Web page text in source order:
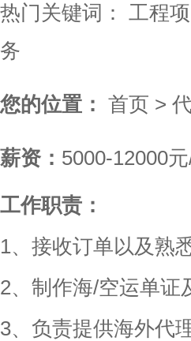
热门关键词： 工程
务
您的位置： 首页 >
薪资： 5000-12000元
工作职责：
1、接收订单以及熟
2、制作海/空运单证
3、负责提供海外代